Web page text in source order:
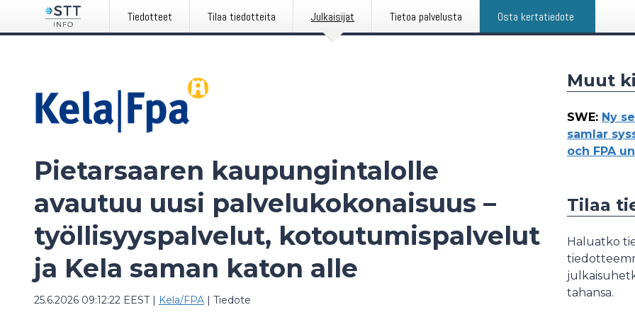
Tiedotteet Tilaa tiedotteita Julkaisijat Tietoa palvelusta Osta kertatiedote
Pietarsaaren kaupungintalolle
avautuu uusi palvelukokonaisuus –
työllisyyspalvelut, kotoutumispalvelut
ja Kela saman katon alle
25.6.2026 09:12:22 EEST| Kela/FPA | Tiedote
Muut
SWE: Ny
samlar
och FPA
Tilaa
Haluatko
tahansa.